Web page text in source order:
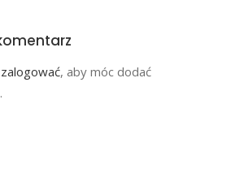
zalogować, aby móc dodać